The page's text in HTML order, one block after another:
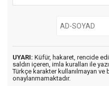
UYARI: Küfür, hakaret, rencide
saldırı içeren, imla kuralları ile
Türkçe karakter kullanılmayan ve
onaylanmamaktadır.